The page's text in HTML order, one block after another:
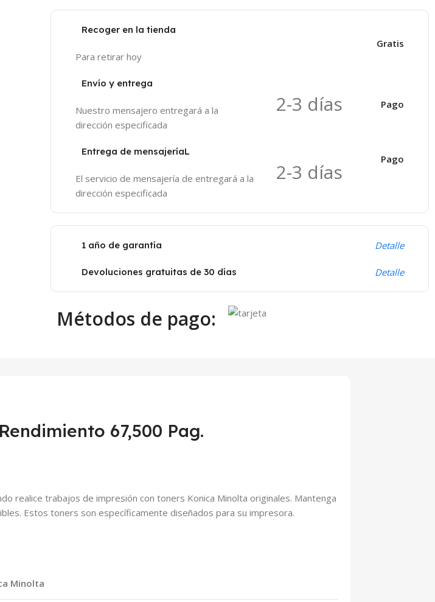
Recoger en la tienda
Para retirar hoy
Gratis
Envío y entrega
Nuestro mensajero entregará a la
dirección especificada
2-3 días Pago
Entrega de mensajeríaL
El servicio de mensajería de entregará a la
dirección especificada
2-3 días
Pago
1 año de garantía Detalle
Devoluciones gratuitas de 30 días Detalle
Métodos de pago:
67,500 Pag.
realice trabajos de impresión con toners Konica Minolta originales. Mantenga
Estos toners son específicamente diseñados para su impresora.
Minolta